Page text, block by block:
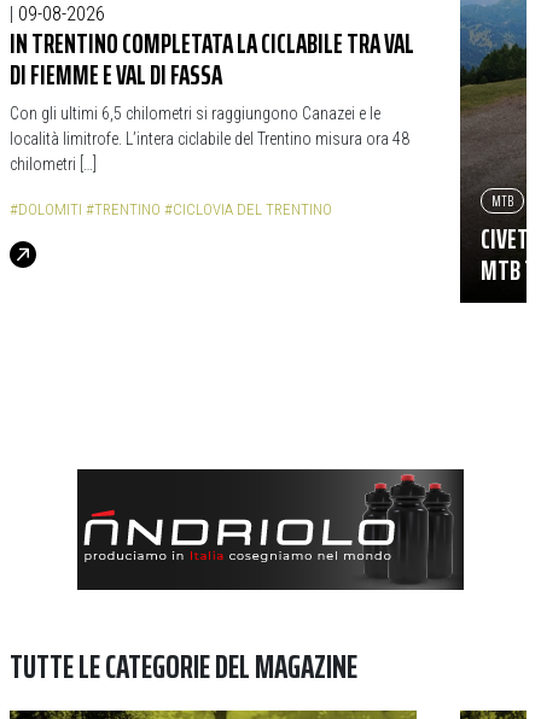
| 09-08-2026
IN TRENTINO COMPLETATA LA CICLABILE TRA VAL
DI FIEMME E VAL DI FASSA
Con gli ultimi 6,5 chilometri si raggiungono Canazei e le
località limitrofe. L’intera ciclabile del Trentino misura ora 48
chilometri […]
#DOLOMITI #TRENTINO #CICLOVIA DEL TRENTINO
MTB
MTB
TUTTE LE CATEGORIE DEL MAGAZINE